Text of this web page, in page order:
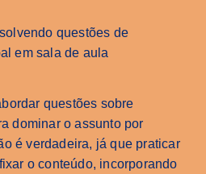
questões sobre
dominar o assunto por
é verdadeira, já que praticar
o conteúdo, incorporando